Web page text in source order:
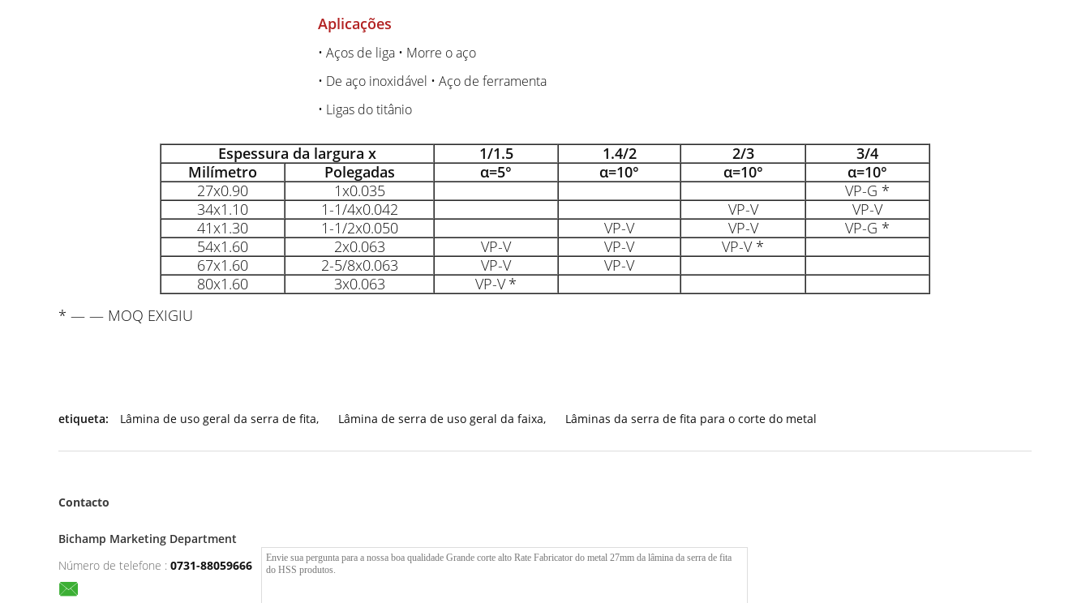
Aplicações
• Aços de liga • Morre o aço
• De aço inoxidável • Aço de ferramenta
• Ligas do titânio
Espessura da largura x 1/1.5 1.4/2 2/3
3/4
Milímetro
Polegadas α=5° α=10° α=10°
α=10°
27x0.90
1x0.035
VP-G *
34x1.10
1-1/4x0.042 VP-V
VP-V
41x1.30
1-1/2x0.050 VP-V VP-V
VP-G *
54x1.60
2x0.063 VP-V VP-V
VP-V *
67x1.60
2-5/8x0.063 VP-V
VP-V
80x1.60
3x0.063 VP-V *
* — — MOQ EXIGIU
etiqueta: Lâmina de uso geral da serra de fita, Lâmina de serra de uso geral da faixa, Lâminas da serra de fita para o corte do metal
Contacto
Bichamp Marketing Department
Número de telefone : 0731-88059666